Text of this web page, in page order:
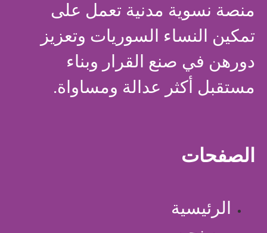
منصة نسوية مدنية تعمل على
تمكين النساء السوريات وتعزيز
دورهن في صنع القرار وبناء
مستقبل أكثر عدالة ومساواة.
الصفحات
الرئيسية